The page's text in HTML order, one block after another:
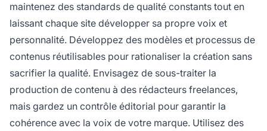
maintenez des standards de qualité constants tout en
laissant chaque site développer sa propre voix et
personnalité. Développez des modèles et processus de
contenus réutilisables pour rationaliser la création sans
sacrifier la qualité. Envisagez de sous-traiter la
production de contenu à des rédacteurs freelances,
mais gardez un contrôle éditorial pour garantir la
cohérence avec la voix de votre marque. Utilisez des